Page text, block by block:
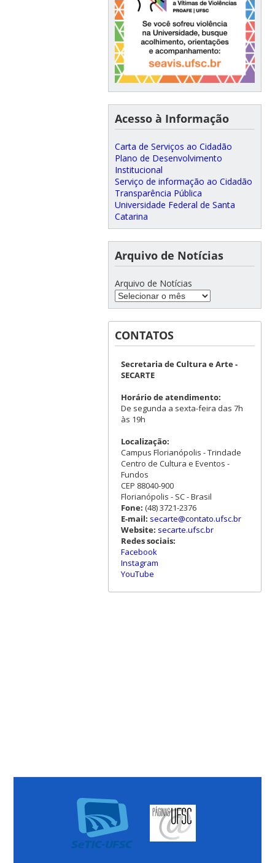
Acesso à Informação
Carta de Serviços ao Cidadão
Plano de Desenvolvimento
Institucional
Serviço de informação ao Cidadão
Transparência Pública
Universidade Federal de Santa
Catarina
Arquivo de Notícias
Arquivo de Notícias
CONTATOS
Secretaria de Cultura e Arte -
SECARTE
Horário de atendimento:
De segunda a sexta-feira das 7h
às 19h
Localização:
Campus Florianópolis - Trindade
Centro de Cultura e Eventos -
Fundos
CEP 88040-900
Florianópolis - SC - Brasil
Fone: (48) 3721-2376
E-mail: secarte@contato.ufsc.br
Website: secarte.ufsc.br
Redes sociais:
Facebook
Instagram
YouTube